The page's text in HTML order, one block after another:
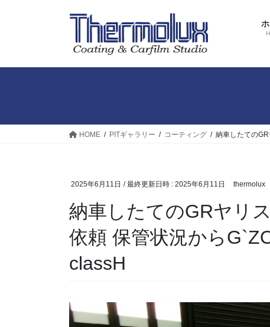
HOME PITギャラリー コーティング 納車したての
2025年6月11日 / 最終更新日時 : 2025年6月11日 thermolux
納車したてのGRヤリ
依頼 保管状況から
classH